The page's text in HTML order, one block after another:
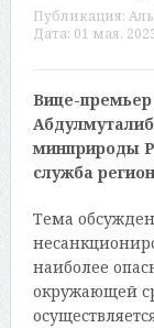
Публикация:
Дата: 01 мая,
Вице-
минприроды
служба
Тема
наиболее
окружающей